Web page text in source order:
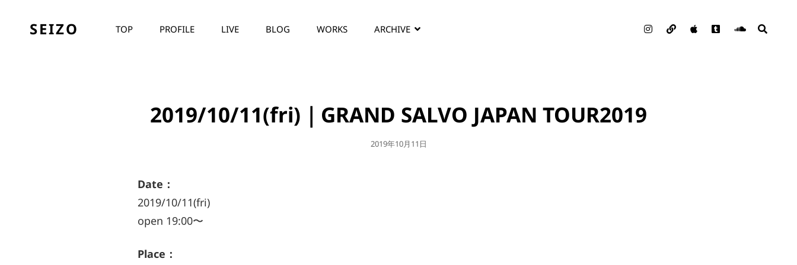
SEIZO TOP PROFILE LIVE BLOG WORKS ARCHIVE Instagram
notePodcastTumblr
2019/10/11(fri)｜GRAND SALVO JAPAN TOUR2019
公
2019年10月11日
Date：
2019/10/11(fri)
open 19:00〜
Place：